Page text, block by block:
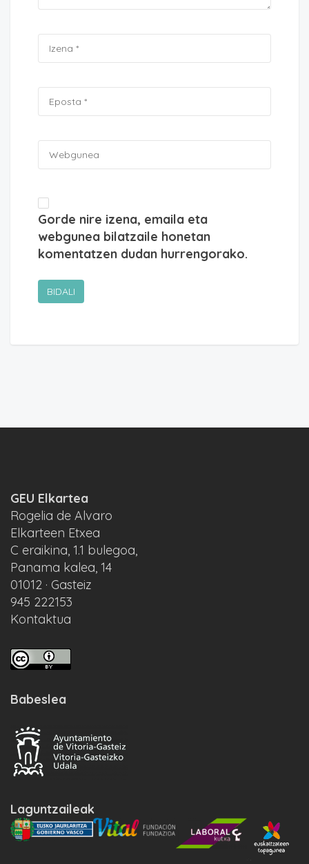
Gorde nire izena, emaila eta
webgunea bilatzaile honetan
komentatzen dudan hurrengorako.
GEU Elkartea
Rogelia de Alvaro
Elkarteen Etxea
C eraikina, 1.1 bulegoa,
Panama kalea, 14
01012 · Gasteiz
945 222153
Kontaktua
Babeslea
Laguntzaileak